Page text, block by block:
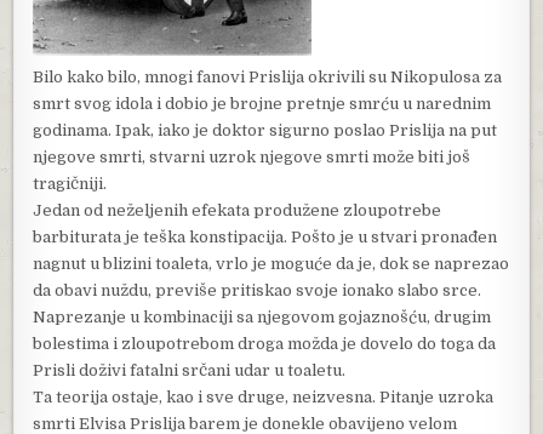
Bilo kako bilo, mnogi fanovi Prislija okrivili su Nikopulosa za
smrt svog idola i dobio je brojne pretnje smrću u narednim
godinama. Ipak, iako je doktor sigurno poslao Prislija na put
njegove smrti, stvarni uzrok njegove smrti može biti još
tragičniji.
Jedan od neželjenih efekata produžene zloupotrebe
barbiturata je teška konstipacija. Pošto je u stvari pronađen
nagnut u blizini toaleta, vrlo je moguće da je, dok se naprezao
da obavi nuždu, previše pritiskao svoje ionako slabo srce.
Naprezanje u kombinaciji sa njegovom gojaznošću, drugim
bolestima i zloupotrebom droga možda je dovelo do toga da
Prisli doživi fatalni srčani udar u toaletu.
Ta teorija ostaje, kao i sve druge, neizvesna. Pitanje uzroka
smrti Elvisa Prislija barem je donekle obavijeno velom